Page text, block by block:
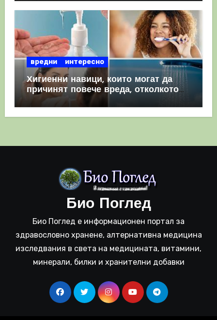
вредни интересно
Хигиенни навици, които могат да
причинят повече вреда, отколкото
полза
Био Поглед
Био Поглед е информационен портал за
здравословно хранене, алтернативна медицина
изследвания в света на медицината, витамини,
минерали, билки и хранителни добавки